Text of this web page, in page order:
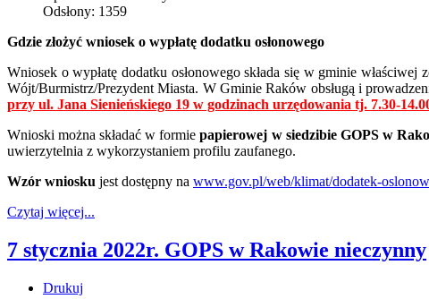
Odsłony: 1359
Gdzie złożyć wniosek o wypłatę dodatku osłonowego
Wniosek o wypłatę dodatku osłonowego składa się w gminie
Wójt/Burmistrz/Prezydent Miasta. W Gminie Raków obsługą i
przy ul. Jana Sienieńskiego 19 w godzinach urzędowania tj. 7.30-
Wnioski można składać w formiepapierowej w siedzibie GOPS w
uwierzytelnia z wykorzystaniem profilu zaufanego.
Wzór wniosku jest dostępny na www.gov.pl/web/klimat/dodatek-
Czytaj więcej...
7 stycznia 2022r. GOPS w Rakowie nieczynny
Drukuj